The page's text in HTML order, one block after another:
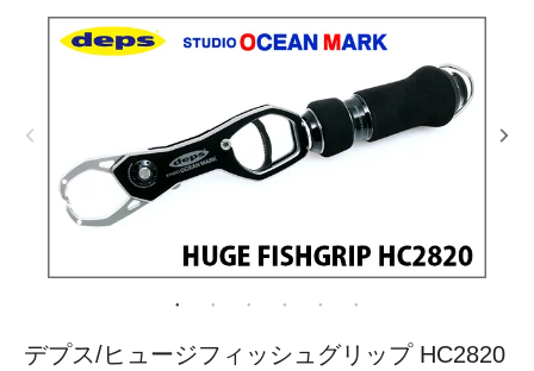
デプス/ヒュージフィッシュグリップ HC2820